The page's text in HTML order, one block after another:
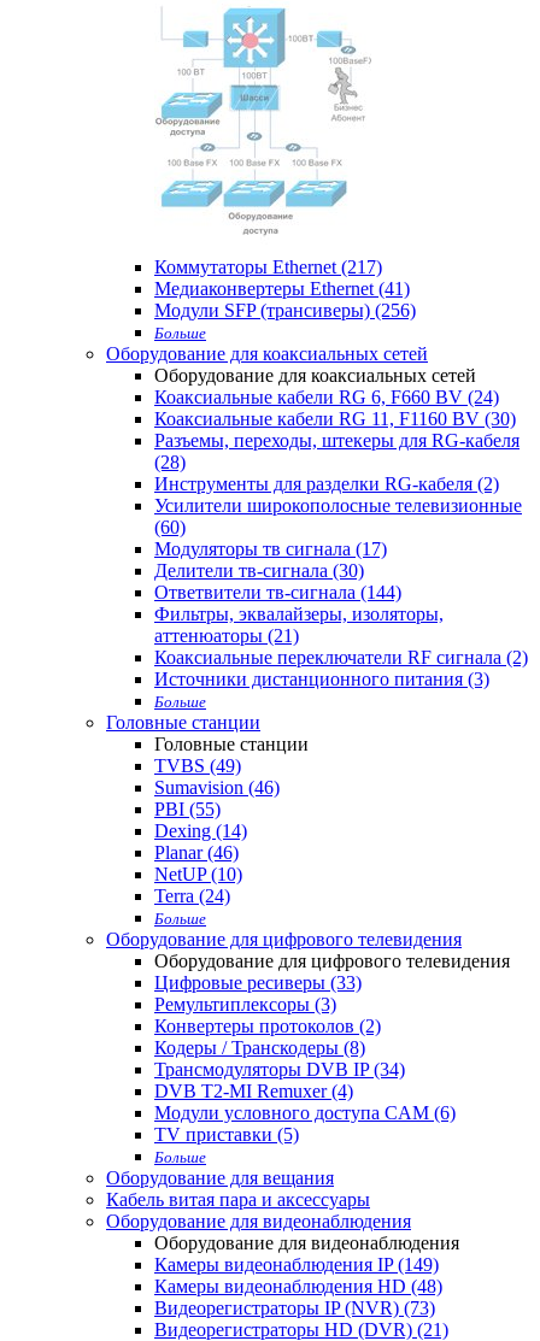
Коммутаторы Ethernet (217)
Медиаконвертеры Ethernet (41)
Модули SFP (трансиверы) (256)
Больше
Оборудование для коаксиальных сетей
Оборудование для коаксиальных сетей
Коаксиальные кабели RG 6, F660 BV (24)
Коаксиальные кабели RG 11, F1160 BV (30)
Разъемы, переходы, штекеры для RG-кабеля
(28)
Инструменты для разделки RG-кабеля (2)
Усилители широкополосные телевизионные
(60)
Модуляторы тв сигнала (17)
Делители тв-сигнала (30)
Ответвители тв-сигнала (144)
Фильтры, эквалайзеры, изоляторы,
аттенюаторы (21)
Коаксиальные переключатели RF сигнала (2)
Источники дистанционного питания (3)
Больше
Головные станции
Головные станции
TVBS (49)
Sumavision (46)
PBI (55)
Dexing (14)
Planar (46)
NetUP (10)
Terra (24)
Больше
Оборудование для цифрового телевидения
Оборудование для цифрового телевидения
Цифровые ресиверы (33)
Ремультиплексоры (3)
Конвертеры протоколов (2)
Кодеры / Транскодеры (8)
Трансмодуляторы DVB IP (34)
DVB T2-MI Remuxer (4)
Модули условного доступа CAM (6)
TV приставки (5)
Больше
Оборудование для вещания
Кабель витая пара и аксессуары
Оборудование для видеонаблюдения
Оборудование для видеонаблюдения
Камеры видеонаблюдения IP (149)
Камеры видеонаблюдения HD (48)
Видеорегистраторы IP (NVR) (73)
Видеорегистраторы HD (DVR) (21)